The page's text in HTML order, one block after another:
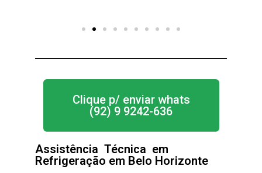
Clique p/ enviar whats
(92) 9 9242-636
Assistência Técnica em
Refrigeração em Belo Horizonte